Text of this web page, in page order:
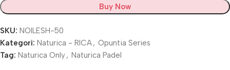
Buy Now
SKU: NOILESH-50
Kategori: Naturica - RICA, Opuntia Series
Tag: Naturica Only, Naturica Padel